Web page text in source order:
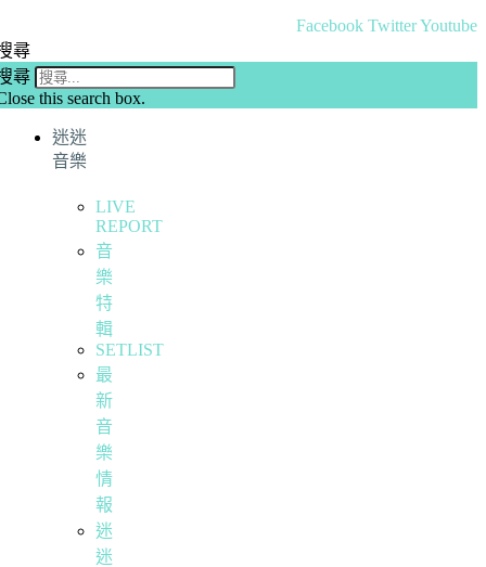
Facebook TwitterYoutube
尋
尋
this search box.
迷迷
音樂
LIVE
REPORT
音
樂
特
輯
SETLIST
最
新
音
樂
情
報
迷
迷